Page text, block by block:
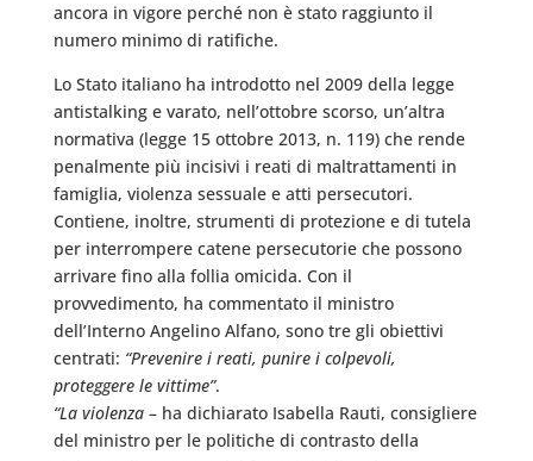
ancora in vigore perché non è stato raggiunto il
numero minimo di ratifiche.
Lo Stato italiano ha introdotto nel 2009 della legge
antistalking e varato, nell’ottobre scorso, un’altra
normativa (legge 15 ottobre 2013, n. 119) che rende
penalmente più incisivi i reati di maltrattamenti in
famiglia, violenza sessuale e atti persecutori.
Contiene, inoltre, strumenti di protezione e di tutela
per interrompere catene persecutorie che possono
arrivare fino alla follia omicida. Con il
provvedimento, ha commentato il ministro
dell’Interno Angelino Alfano, sono tre gli obiettivi
centrati: “Prevenire i reati, punire i colpevoli,
proteggere le vittime”.
“La violenza– ha dichiarato Isabella Rauti, consigliere
del ministro per le politiche di contrasto della